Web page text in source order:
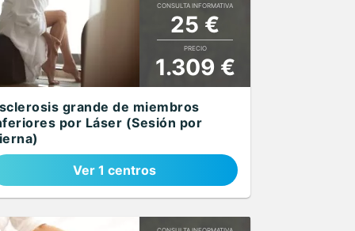
CONSULTA INFORMATIVA
25 €
PRECIO
1.309 €
grande de miembros
por Láser (Sesión por
Ver 1 centros